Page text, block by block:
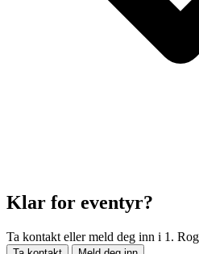
Klar for eventyr?
Ta kontakt eller meld deg inn i 1.